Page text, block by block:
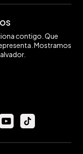
contigo. Que
Mostramos